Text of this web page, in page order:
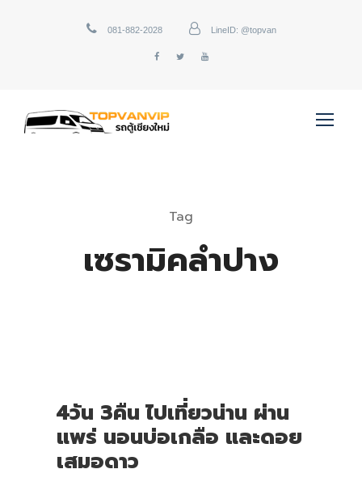
081-882-2028 LineID: @topvan
Tag
เซรามิคลำปาง
4วัน 3คืน ไปเที่ยวน่าน ผ่าน
แพร่ นอนบ่อเกลือ และดอย
เสมอดาว